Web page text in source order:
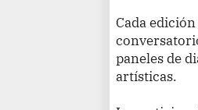
Cada
paneles de
artísticas.